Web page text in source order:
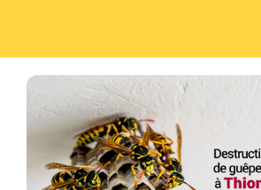
QUI SOMMES NOUS ?
NEWSROOM
Passer
contenu